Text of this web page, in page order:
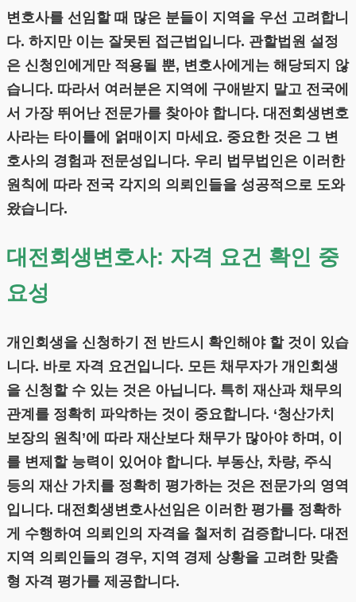
변호사를 선임할 때 많은 분들이 지역을 우선 고려합니
다. 하지만 이는 잘못된 접근법입니다. 관할법원 설정
은 신청인에게만 적용될 뿐, 변호사에게는 해당되지 않
습니다. 따라서 여러분은 지역에 구애받지 말고 전국에
서 가장 뛰어난 전문가를 찾아야 합니다. 대전회생변호
사라는 타이틀에 얽매이지 마세요. 중요한 것은 그 변
호사의 경험과 전문성입니다. 우리 법무법인은 이러한
원칙에 따라 전국 각지의 의뢰인들을 성공적으로 도와
왔습니다.
대전회생변호사: 자격 요건 확인 중
요성
개인회생을 신청하기 전 반드시 확인해야 할 것이 있습
니다. 바로 자격 요건입니다. 모든 채무자가 개인회생
을 신청할 수 있는 것은 아닙니다. 특히 재산과 채무의
관계를 정확히 파악하는 것이 중요합니다. ‘청산가치
보장의 원칙’에 따라 재산보다 채무가 많아야 하며, 이
를 변제할 능력이 있어야 합니다. 부동산, 차량, 주식
등의 재산 가치를 정확히 평가하는 것은 전문가의 영역
입니다. 대전회생변호사선임은 이러한 평가를 정확하
게 수행하여 의뢰인의 자격을 철저히 검증합니다. 대전
지역 의뢰인들의 경우, 지역 경제 상황을 고려한 맞춤
형 자격 평가를 제공합니다.